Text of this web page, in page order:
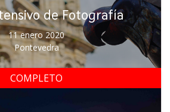
de Fotografía
11 enero 2020
Pontevedra
COMPLETO